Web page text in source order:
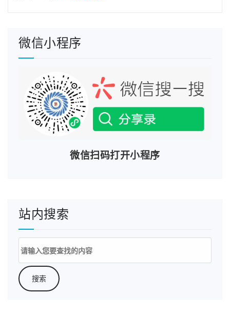
微信小程序
微信扫码打开小程序
站内搜索
索：